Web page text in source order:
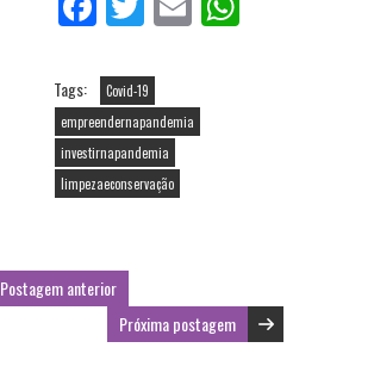
b
o
o
k
itt
er l
Tags:
Covid-19
empreendernapandemia
investirnapandemia
limpezaeconservação
Postagem anterior
Próxima postagem